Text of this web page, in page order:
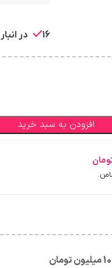
16 در انبار
افزودن به سبد خرید